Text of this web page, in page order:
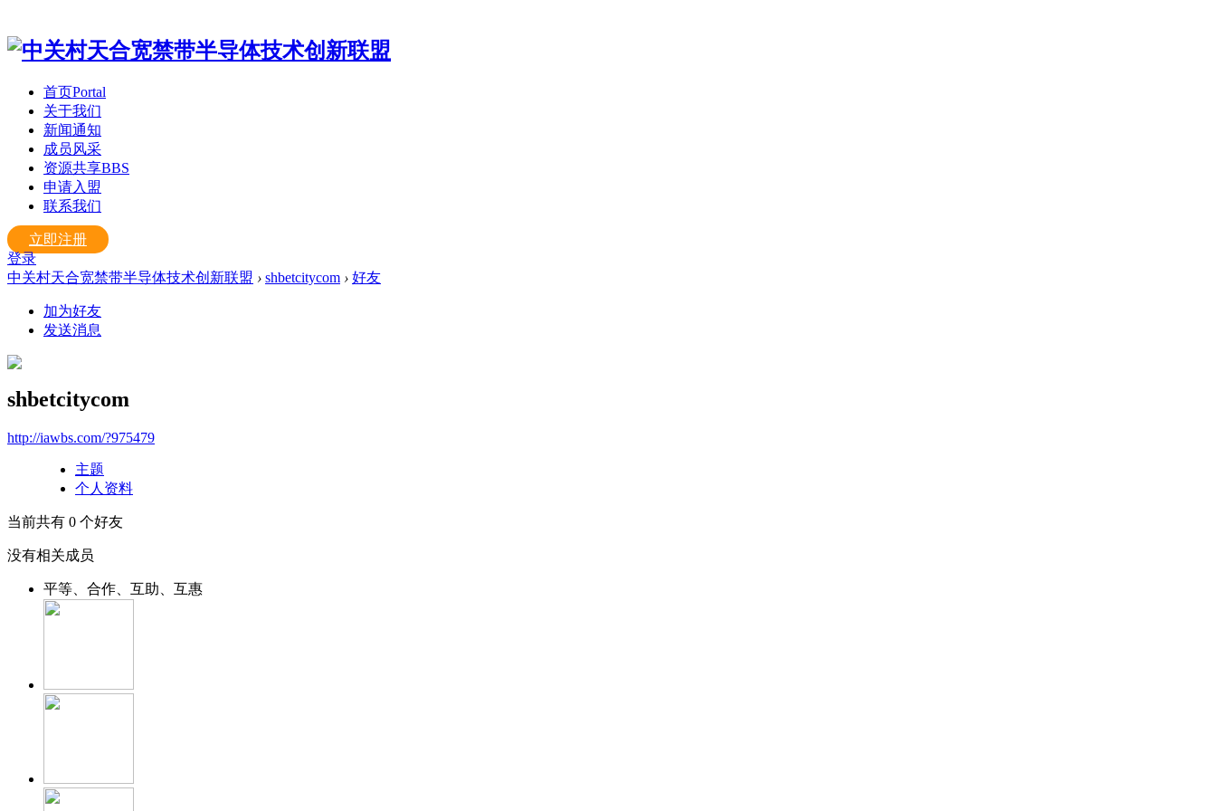
首页Portal
关于我们
新闻通知
成员风采
资源共享BBS
申请入盟
联系我们
立即注册
登录
中关村天合宽禁带半导体技术创新联盟 › shbetcitycom › 好友
加为好友
发送消息
shbetcitycom
http://iawbs.com/?975479
主题
个人资料
当前共有 0 个好友
没有相关成员
平等、合作、互助、互惠